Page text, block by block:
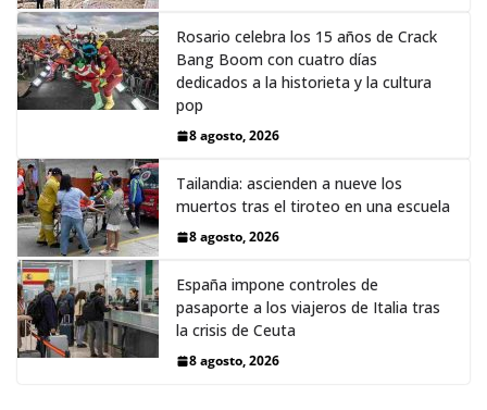
Rosario celebra los 15 años de Crack
Bang Boom con cuatro días
dedicados a la historieta y la cultura
pop
8 agosto, 2026
Tailandia: ascienden a nueve los
muertos tras el tiroteo en una escuela
8 agosto, 2026
España impone controles de
pasaporte a los viajeros de Italia tras
la crisis de Ceuta
8 agosto, 2026